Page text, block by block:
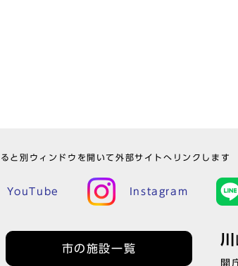
と別ウィンドウを開いて外部サイトへリンクします
YouTube Instagram
市の施設一覧
開